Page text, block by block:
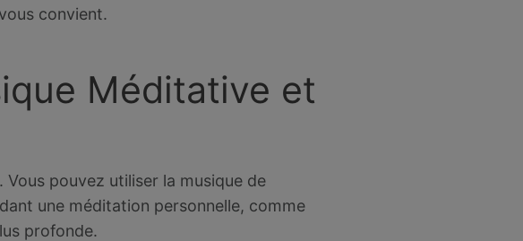
convient.
Méditative et
pouvez utiliser la musique de
une méditation personnelle, comme
profonde.